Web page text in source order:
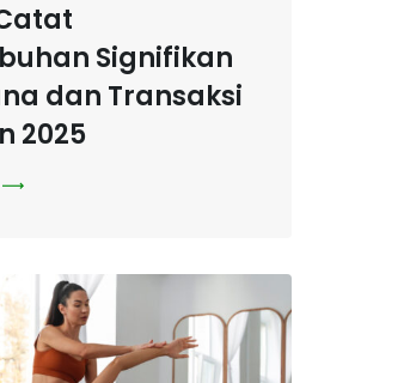
Signifikan
dan Transaksi
2025